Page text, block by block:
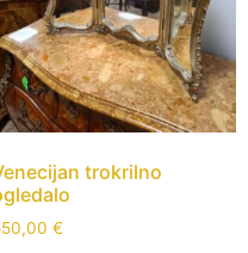
trokrilno
€